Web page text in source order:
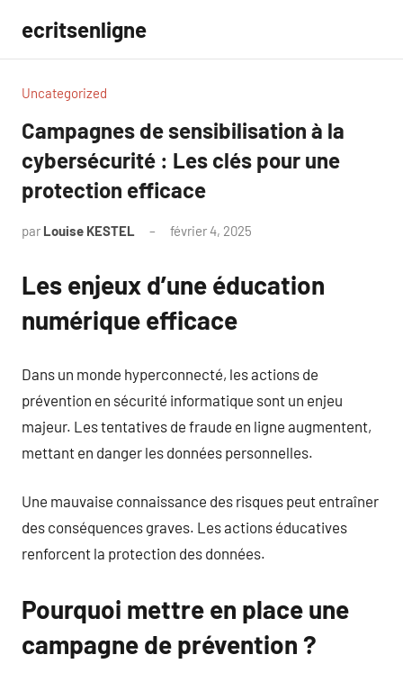
contenu
ecritsenligne
Uncategorized
Campagnes de sensibilisation à la
cybersécurité : Les clés pour une
protection efficace
par Louise KESTEL février 4, 2025
Les enjeux d’une éducation
numérique efficace
Dans un monde hyperconnecté, les actions de
prévention en sécurité informatique sont un enjeu
majeur. Les tentatives de fraude en ligne augmentent,
mettant en danger les données personnelles.
Une mauvaise connaissance des risques peut entraîner
des conséquences graves. Les actions éducatives
renforcent la protection des données.
Pourquoi mettre en place une
campagne de prévention ?